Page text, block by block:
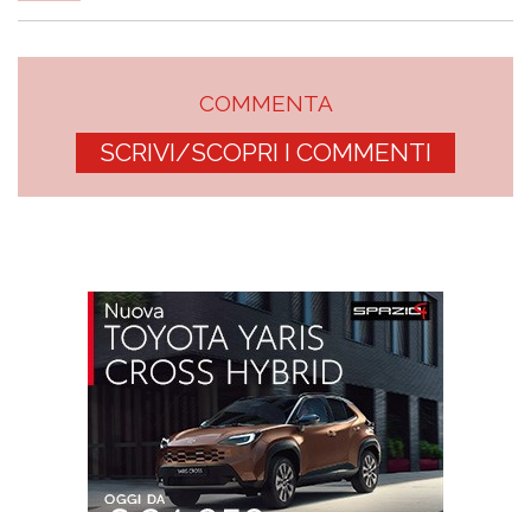
COMMENTA
SCRIVI/SCOPRI I COMMENTI